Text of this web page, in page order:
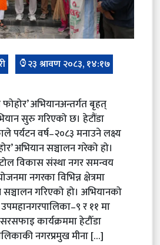
२३ श्रावण २०८३, १४:१७
फोहोर’ अभियानअन्तर्गत बृहत्
सुरु गरिएको छ। हेटौंडा
पर्यटन वर्ष–२०८३ मनाउने लक्ष्य
अभियान सञ्चालन गरेको हो।
विकास संस्था नगर समन्वय
नगरका विभिन्न क्षेत्रमा
गरिएको हो। अभियानको
र ११ मा
कार्यक्रममा हेटौँडा
नगरप्रमुख मीना […]